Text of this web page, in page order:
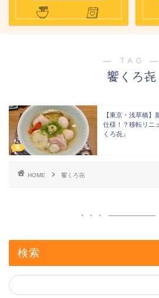
― TAG ―
饗くろ㐂
塩
【東京・浅草橋】
仕様！？移転リニ
くろ㐂』
HOME 饗くろ㐂
検索